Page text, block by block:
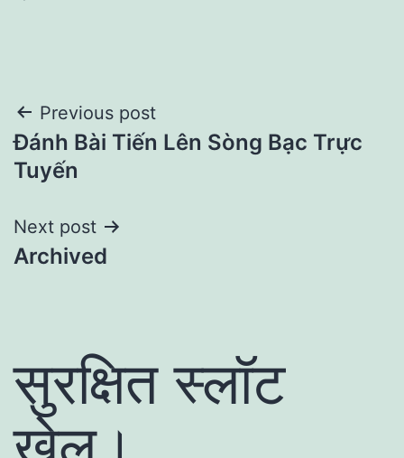
Post
navigation
Previous post
Đánh Bài Tiến Lên Sòng Bạc Trực
Tuyến
Next post
Archived
सुरक्षित स्लॉट